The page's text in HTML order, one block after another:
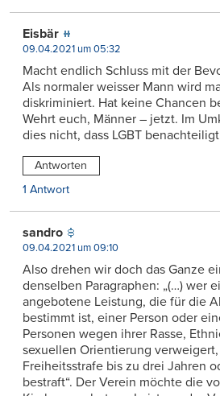
Eisbär
09.04.2021 um 05:32
Macht endlich Schluss mit der
Als normaler weisser Mann wird
diskriminiert. Hat keine Chancen
Wehrt euch, Männer – jetzt. Im
dies nicht, dass LGBT
Antworten
1 Antwort
sandro
09.04.2021 um 09:10
Also drehen wir doch das Ganze
denselben Paragraphen: „(…) wer
angebotene Leistung, die für die
bestimmt ist, einer Person oder
Personen wegen ihrer Rasse,
sexuellen Orientierung
Freiheitsstrafe bis zu drei Jahren
bestraft“. Der Verein möchte die